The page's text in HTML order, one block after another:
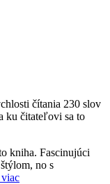
čítania 230 slov
ku čitateľovi sa to
kniha. Fascinujúci
no s